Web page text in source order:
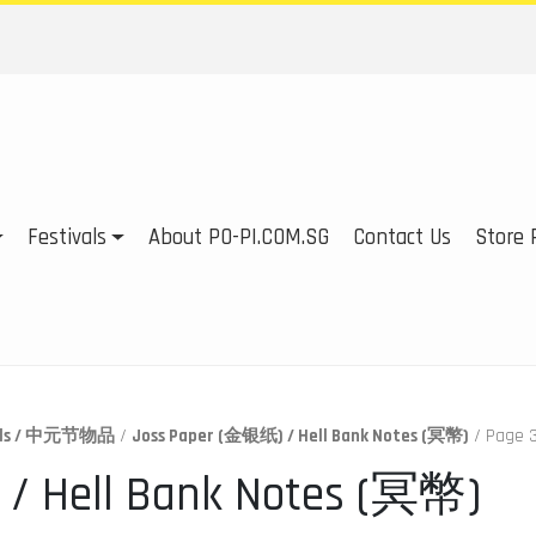
Festivals About PO-PI.COM.SG Contact Us Store
/ 中元节物品 / Joss Paper (金银纸) / Hell Bank Notes (冥幣) / Page 3
Hell Bank Notes (冥幣)